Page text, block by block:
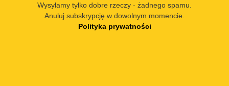
Wysyłamy tylko dobre rzeczy - żadnego spamu.
Anuluj subskrypcję w dowolnym momencie.
Polityka prywatności